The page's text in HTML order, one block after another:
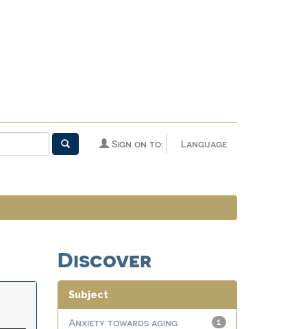
Language
Sign on to:
Discover
Subject
1
Anxiety towards aging